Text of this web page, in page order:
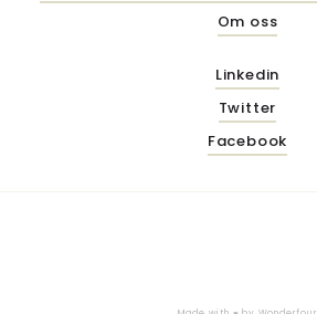
Om oss
Linkedin
Twitter
Facebook